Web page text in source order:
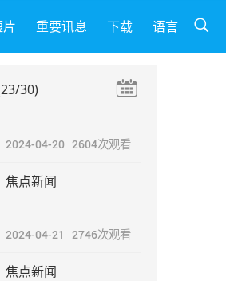
重要讯息 下载 语言
30)
2024-04-192642次观看
焦点新闻
2024-04-20 2604次观看
焦点新闻
2024-04-21 2746次观看
焦点新闻